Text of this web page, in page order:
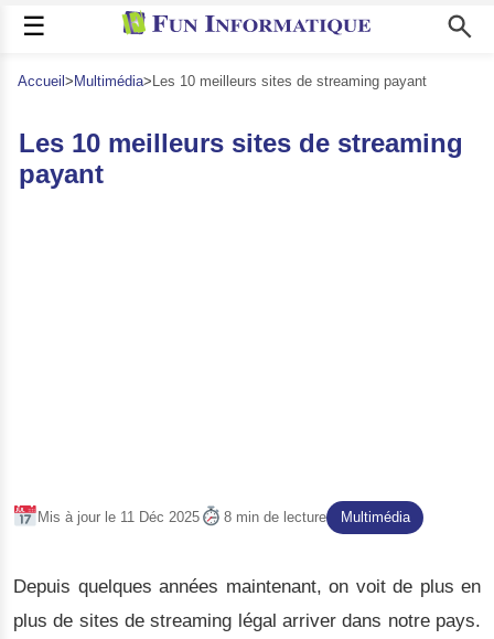
☰
Accueil > Multimédia> Les 10 meilleurs sites de streaming payant
Les 10 meilleurs sites de streaming
payant
Mis à jour le 11 Déc 2025 8 min de lecture Multimédia
Depuis quelques années maintenant, on voit de plus en
plus de sites de streaming légal arriver dans notre pays.